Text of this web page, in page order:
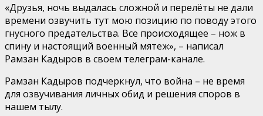
«Друзья, ночь выдалась сложной и перелёты не дали
времени озвучить тут мою позицию по поводу этого
гнусного предательства. Все происходящее – нож в
спину и настоящий военный мятеж», – написал
Рамзан Кадыров в своем телеграм-канале.
Рамзан Кадыров подчеркнул, что война – не время
для озвучивания личных обид и решения споров в
нашем тылу.